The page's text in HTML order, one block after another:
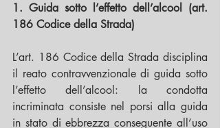
1. Guida sotto l’effetto dell’alcool (art.
186 Codice della Strada)
L’art. 186 Codice della Strada disciplina
il reato contravvenzionale di guida sotto
l’effetto dell’alcool: la condotta
incriminata consiste nel porsi alla guida
in stato di ebbrezza conseguente all’uso